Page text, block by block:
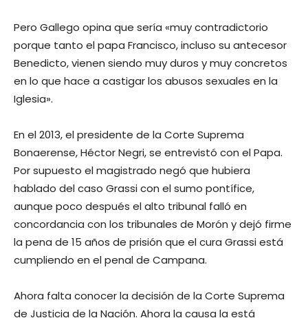
Pero Gallego opina que sería «muy contradictorio
porque tanto el papa Francisco, incluso su antecesor
Benedicto, vienen siendo muy duros y muy concretos
en lo que hace a castigar los abusos sexuales en la
Iglesia».
En el 2013, el presidente de la Corte Suprema
Bonaerense, Héctor Negri, se entrevistó con el Papa.
Por supuesto el magistrado negó que hubiera
hablado del caso Grassi con el sumo pontífice,
aunque poco después el alto tribunal falló en
concordancia con los tribunales de Morón y dejó firme
la pena de 15 años de prisión que el cura Grassi está
cumpliendo en el penal de Campana.
Ahora falta conocer la decisión de la Corte Suprema
de Justicia de la Nación. Ahora la causa la está